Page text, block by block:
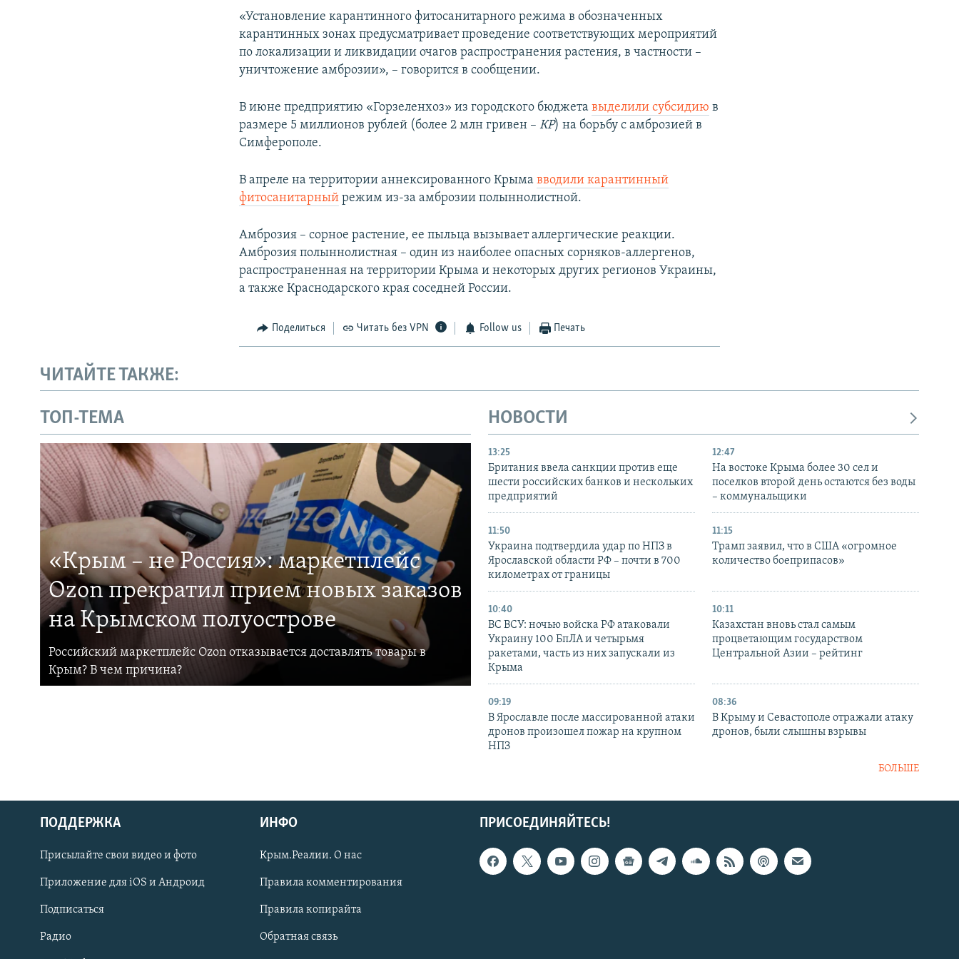
Українською
Qırımtatar
ПРИСОЕДИНЯЙТЕСЬ!
«Установление карантинного фитосанитарного режима в обозначенных
карантинных зонах предусматривает проведение соответствующих мероприятий
по локализации и ликвидации очагов распространения растения, в частности –
уничтожение амброзии», – говорится в сообщении.
В июне предприятию «Горзеленхоз» из городского бюджетавыделили субсидию в
размере 5 миллионов рублей (более 2 млн гривен –КР) на борьбу с амброзией в
Симферополе.
В апреле на территории аннексированного Крымавводили карантинный
фитосанитарный режим из-за амброзии полыннолистной.
Амброзия – сорное растение, ее пыльца вызывает аллергические реакции.
Амброзия полыннолистная – один из наиболее опасных сорняков-аллергенов,
распространенная на территории Крыма и некоторых других регионов Украины,
а также Краснодарского края соседней России.
Поделиться Читать без VPN Follow us Печать
ЧИТАЙТЕ ТАКЖЕ:
ТОП-ТЕМА
«Крым – не Россия»: маркетплейс
Ozon прекратил прием новых заказов
на Крымском полуострове
Российский маркетплейс Ozon отказывается доставлять товары в
Крым? В чем причина?
НОВОСТИ
13:25
Британия ввела санкции против еще
шести российских банков и нескольких
предприятий
12:47
На востоке Крыма более 30 сел и
поселков второй день остаются без воды
– коммунальщики
11:50
Украина подтвердила удар по НПЗ в
Ярославской области РФ – почти в 700
километрах от границы
11:15
Трамп заявил, что в США «огромное
количество боеприпасов»
10:40
ВС ВСУ: ночью войска РФ атаковали
Украину 100 БпЛА и четырьмя
ракетами, часть из них запускали из
Крыма
10:11
Казахстан вновь стал самым
процветающим государством
Центральной Азии – рейтинг
09:19
В Ярославле после массированной атаки
дронов произошел пожар на крупном
НПЗ
08:36
В Крыму и Севастополе отражали атаку
дронов, были слышны взрывы
БОЛЬШЕ
ПРИСОЕДИНЯЙТЕСЬ!
ПОДДЕРЖКА
Присылайте свои видео и фото
Приложение для iOS и Андроид
Подписаться
Радио
ИНФО
Крым.Реалии. О нас
Правила комментирования
Правила копирайта
Обратная связь